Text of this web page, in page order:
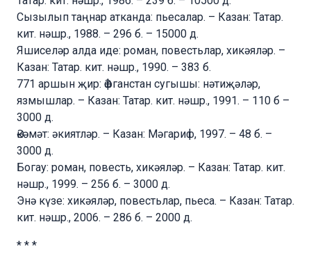
Сызылып таңнар атканда: пьесалар. – Казан: Татар.
кит. нәшр., 1988. – 296 б. – 15000 д.
Яшиселәр алда иде: роман, повестьлар, хикәяләр. –
Казан: Татар. кит. нәшр., 1990. – 383 б.
771 аршын җир: Әфганстан сугышы: нәтиҗәләр,
язмышлар. – Казан: Татар. кит. нәшр., 1991. – 110 б –
3000 д.
Әкәмәт: әкиятләр. – Казан: Мәгариф, 1997. – 48 б. –
3000 д.
Богау: роман, повесть, хикәяләр. – Казан: Татар. кит.
нәшр., 1999. – 256 б. – 3000 д.
Энә күзе: хикәяләр, повестьлар, пьеса. – Казан: Татар.
кит. нәшр., 2006. – 286 б. – 2000 д.
* * *